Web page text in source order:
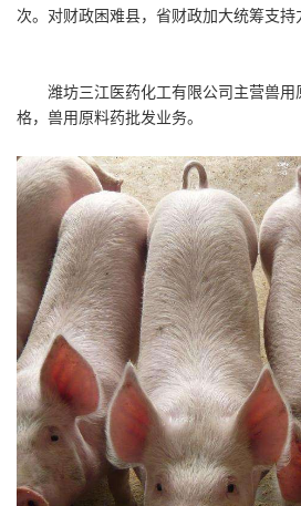
次。对财政困难县，省财政加大统筹支持
潍坊三江医药化工有限公司主营兽
格，兽用原料药批发业务。